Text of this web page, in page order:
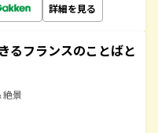
詳細を見る
るフランスのことばと
絶景